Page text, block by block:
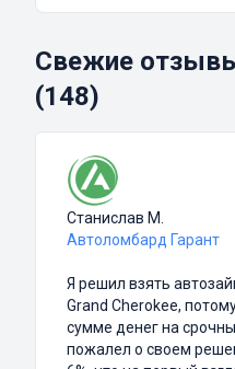
Свежие
(148)
Станислав М.
Автоломбард Гарант
Я решил взять
Grand Cherokee,
сумме денег на
пожалел о своем